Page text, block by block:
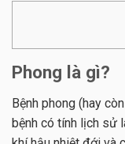
Phong là gì?
Bệnh phong (hay
bệnh có tính lịch sử